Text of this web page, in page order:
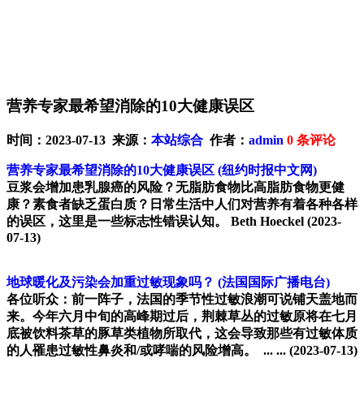
营养专家最希望消除的10大健康误区
时间：2023-07-13 来源： 本站综合 作者： admin 0 条评论
营养专家最希望消除的10大健康误区 (纽约时报中文网)
豆浆会增加患乳腺癌的风险？无脂肪食物比高脂肪食物更健
康？素食者缺乏蛋白质？日常生活中人们对营养有着各种各样
的误区，这里是一些标志性错误认知。 Beth Hoeckel (2023-
07-13)
地球暖化及污染会加重过敏现象吗？ (法国国际广播电台)
各位听众：前一阵子，法国的季节性过敏浪潮可说铺天盖地而
来。今年六月中旬的高峰期过后，荆棘草丛的过敏原将在七月
底被饮料茶草的豚草类植物所取代，这会导致那些有过敏体质
的人罹患过敏性鼻炎和/或哮喘的风险增高。 ... ... (2023-07-13)